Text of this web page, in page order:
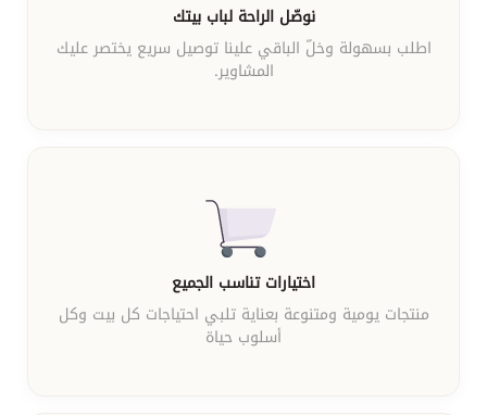
نوصّل الراحة لباب بيتك
اطلب بسهولة وخلّ الباقي علينا توصيل سريع يختصر عليك
المشاوير.
اختيارات تناسب الجميع
منتجات يومية ومتنوعة بعناية تلبي احتياجات كل بيت وكل
أسلوب حياة